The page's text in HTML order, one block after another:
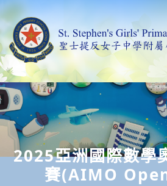
2025亞洲國際數學
賽(AIMO